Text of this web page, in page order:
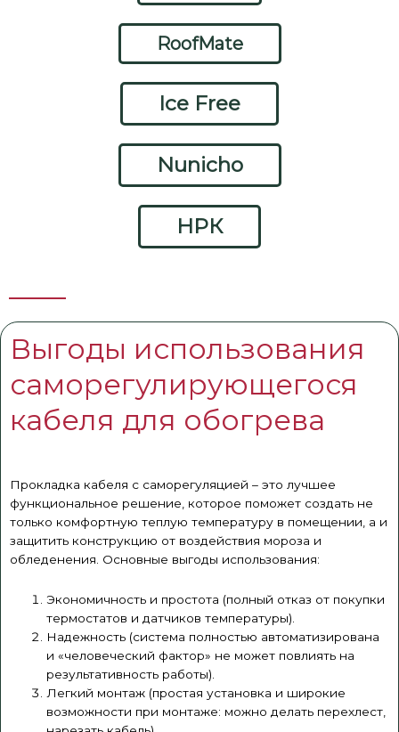
RoofMate
Ice Free
Nunicho
НРК
Выгоды использования
саморегулирующегося
кабеля для обогрева
Прокладка кабеля с саморегуляцией – это лучшее
функциональное решение, которое поможет создать не
только комфортную теплую температуру в помещении, а и
защитить конструкцию от воздействия мороза и
обледенения. Основные выгоды использования:
Экономичность и простота (полный отказ от покупки
термостатов и датчиков температуры).
Надежность (система полностью автоматизирована
и «человеческий фактор» не может повлиять на
результативность работы).
Легкий монтаж (простая установка и широкие
возможности при монтаже: можно делать перехлест,